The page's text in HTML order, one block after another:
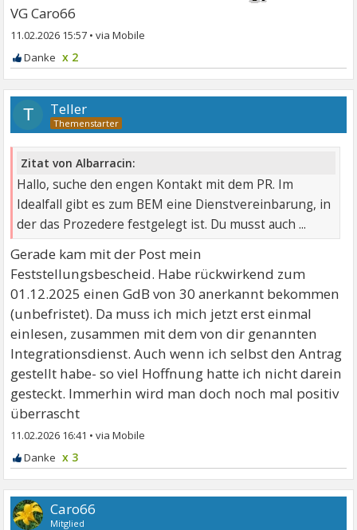
VG Caro66
11.02.2026 15:57 •
x 2
T Teller
Zitat von Albarracin:
Hallo, suche den engen Kontakt mit dem PR. Im
Idealfall gibt es zum BEM eine Dienstvereinbarung, in
der das Prozedere festgelegt ist. Du musst auch ...
Gerade kam mit der Post mein
Feststellungsbescheid. Habe rückwirkend zum
01.12.2025 einen GdB von 30 anerkannt bekommen
(unbefristet). Da muss ich mich jetzt erst einmal
einlesen, zusammen mit dem von dir genannten
Integrationsdienst. Auch wenn ich selbst den Antrag
gestellt habe- so viel Hoffnung hatte ich nicht darein
gesteckt. Immerhin wird man doch noch mal positiv
überrascht
11.02.2026 16:41 •
x 3
Caro66
Mitglied